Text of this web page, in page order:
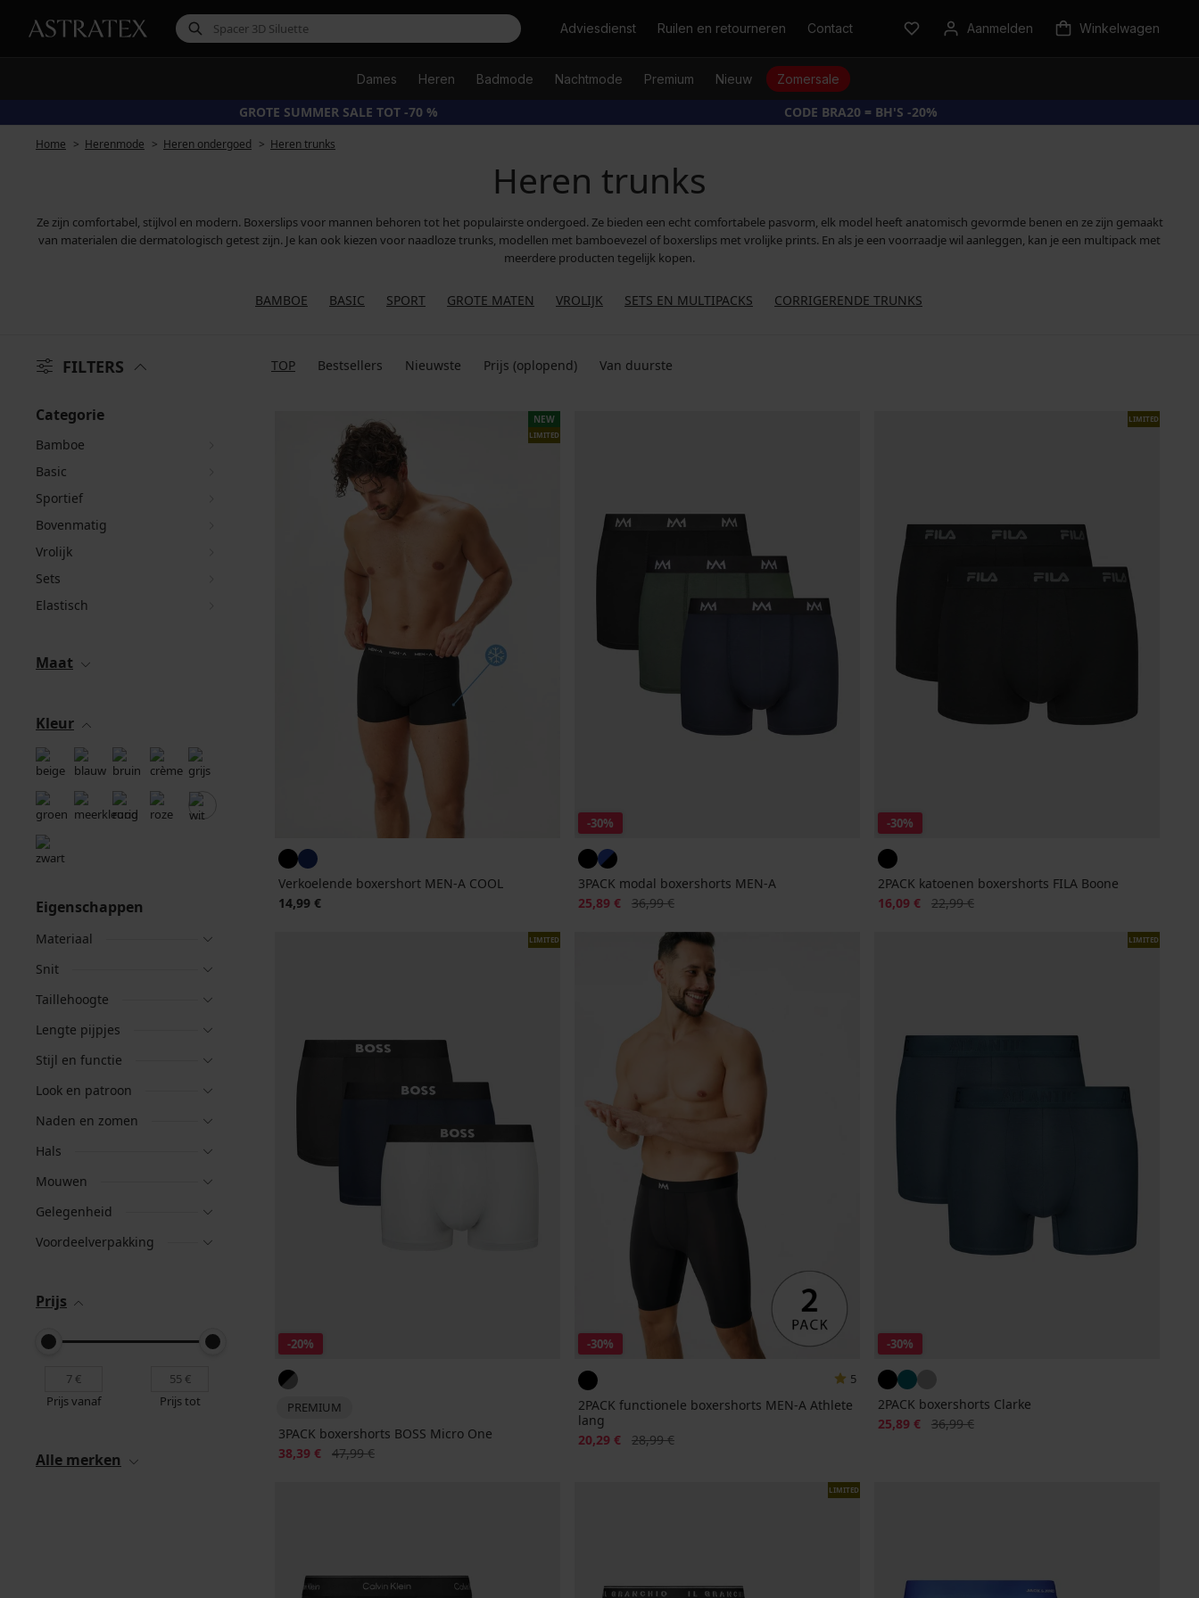
ZoekenAdviesdienst Ruilen en retourneren Contact Aanmelden Winkelwagen
Dames Heren Badmode Nachtmode Premium Nieuw Zomersale
GROTE SUMMER SALE TOT -70 % CODE BRA20 = BH'S -20%
Home Herenmode Heren ondergoed Heren trunks
Heren trunks
Ze zijn comfortabel, stijlvol en modern. Boxerslips voor mannen behoren tot het populairste ondergoed. Ze bieden een echt comfortabele pasvorm, elk model heeft anatomisch gevormde benen en ze zijn gemaakt
van materialen die dermatologisch getest zijn. Je kan ook kiezen voor naadloze trunks, modellen met bamboevezel of boxerslips met vrolijke prints. En als je een voorraadje wil aanleggen, kan je een multipack met
meerdere producten tegelijk kopen.
BAMBOE BASIC SPORT GROTE MATEN VROLIJK SETS EN MULTIPACKS CORRIGERENDE TRUNKS
FILTERS TOP Bestsellers Nieuwste Prijs (oplopend) Van duurste
Categorie
Bamboe
Basic
Sportief
Bovenmatig
Vrolijk
Sets
Elastisch
Maat
Kleur
Eigenschappen
Materiaal
Snit
Taillehoogte
Lengte pijpjes
Stijl en functie
Look en patroon
Naden en zomen
Hals
Mouwen
Gelegenheid
Voordeelverpakking
Prijs
Prijs vanaf Prijs tot
Alle merken
NEW
LIMITED
Verkoelende boxershort MEN-A COOL
14,99 €
-30%
3PACK modal boxershorts MEN-A
Korting
25,89 € Oorspronkelijke prijs
36,99 €
LIMITED
-30%
2PACK katoenen boxershorts FILA Boone
Korting
16,09 € Oorspronkelijke prijs
22,99 €
LIMITED
-20%
PREMIUM
3PACK boxershorts BOSS Micro One
Korting
38,39 € Oorspronkelijke prijs
47,99 €
-30%
5
2PACK functionele boxershorts MEN-A Athlete
lang
Korting
20,29 € Oorspronkelijke prijs
28,99 €
LIMITED
-30%
2PACK boxershorts Clarke
Korting
25,89 € Oorspronkelijke prijs
36,99 €
LIMITED